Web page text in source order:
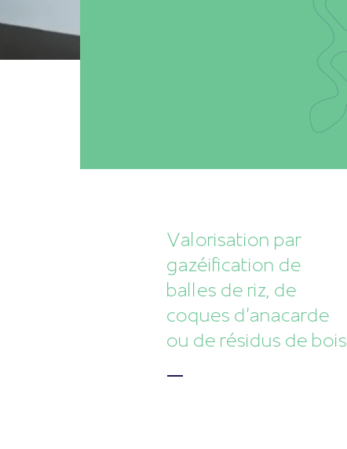
Valorisation par
gazéification de
balles de riz, de
coques d'anacarde
ou de résidus de bois